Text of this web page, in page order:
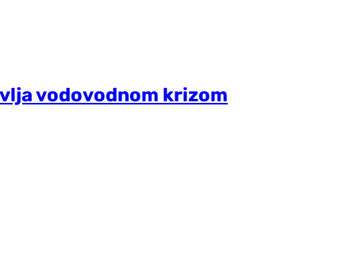
vodovodnom krizom